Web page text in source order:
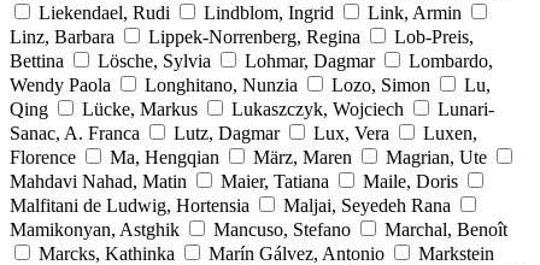
Liekendael, Rudi
Lindblom, Ingrid
Link, Armin
Linz, Barbara
Lippek-Norrenberg, Regina
Lob-Preis,
Bettina
Lösche, Sylvia Lohmar, Dagmar
Lombardo,
Wendy Paola
Longhitano, Nunzia Lozo, Simon
Lu,
Qing
Lücke, Markus Lukaszczyk, Wojciech
Lunari-
Sanac, A. Franca
Lutz, Dagmar Lux, Vera
Luxen,
Florence
Ma, Hengqian März, Maren
Magrian, Ute
Mahdavi Nahad, Matin
Maier, Tatiana
Maile, Doris
Malfitani de Ludwig, Hortensia
Maljai, Seyedeh Rana
Mamikonyan, Astghik
Mancuso, Stefano
Marchal, Benoît
Marcks, Kathinka
Marín Gálvez, Antonio
Markstein